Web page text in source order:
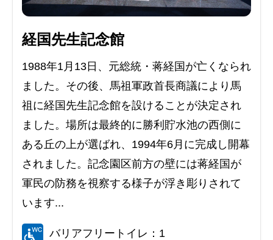
経国先生記念館
1988年1月13日、元総統・蒋経国が亡くなられ
ました。その後、馬祖軍政首長商議により馬
祖に経国先生記念館を設けることが決定され
ました。場所は最終的に勝利貯水池の西側に
ある丘の上が選ばれ、1994年6月に完成し開幕
されました。記念園区前方の壁には蒋経国が
軍民の防務を視察する様子が浮き彫りされて
います...
バリアフリートイレ：1